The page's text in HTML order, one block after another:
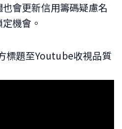
會更新信用籌碼疑慮名
機會。
標題至Youtube收視品質